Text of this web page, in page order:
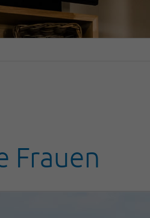
Frauen